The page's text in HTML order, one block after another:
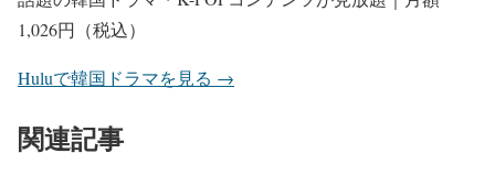
1,026円（税込）
Huluで韓国ドラマを見る →
関連記事